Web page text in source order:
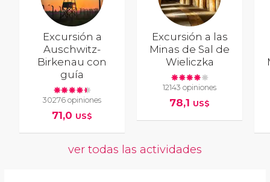
Excursión a
Auschwitz-
Birkenau con
guía
30276 opiniones
71,0 US$
Excursión a las
Minas de Sal de
Wieliczka
12143 opiniones
78,1 US$
ver todas las actividades